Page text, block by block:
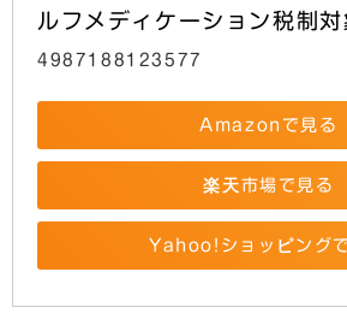
ルフメディケーション税制対
4987188123577
Amazonで見る
楽天市場で見る
Yahoo!ショッピング